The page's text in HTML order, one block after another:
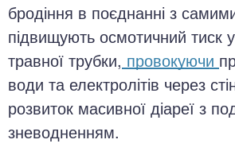
бродіння в поєднанні з
підвищують осмотичний тиск у
травної трубки, провокуючи
води та електролітів через
розвиток масивної діареї з
зневодненням.